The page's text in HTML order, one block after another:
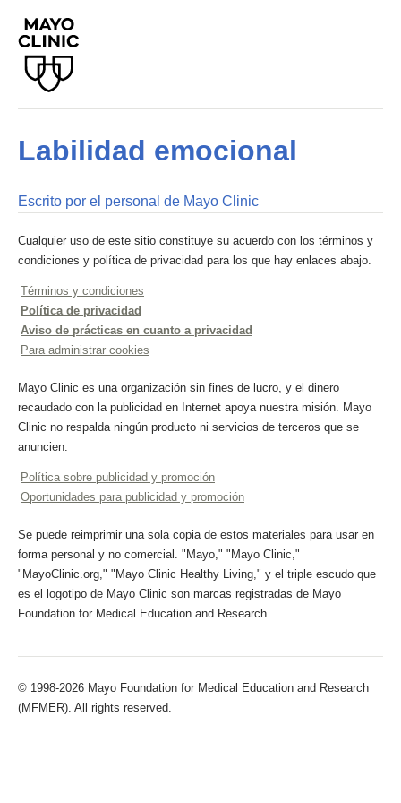
Labilidad emocional
Escrito por el personal de Mayo Clinic
Cualquier uso de este sitio constituye su acuerdo con los términos y
condiciones y política de privacidad para los que hay enlaces abajo.
Términos y condiciones
Política de privacidad
Aviso de prácticas en cuanto a privacidad
Para administrar cookies
Mayo Clinic es una organización sin fines de lucro, y el dinero
recaudado con la publicidad en Internet apoya nuestra misión. Mayo
Clinic no respalda ningún producto ni servicios de terceros que se
anuncien.
Política sobre publicidad y promoción
Oportunidades para publicidad y promoción
Se puede reimprimir una sola copia de estos materiales para usar en
forma personal y no comercial. "Mayo," "Mayo Clinic,"
"MayoClinic.org," "Mayo Clinic Healthy Living," y el triple escudo que
es el logotipo de Mayo Clinic son marcas registradas de Mayo
Foundation for Medical Education and Research.
© 1998-2026 Mayo Foundation for Medical Education and Research
(MFMER). All rights reserved.